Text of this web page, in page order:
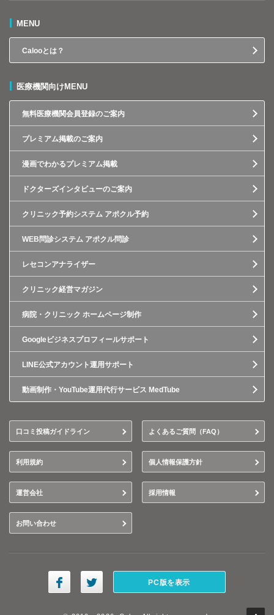
MENU
Calooとは？
医療機関向けMENU
無料医療機関会員登録のご案内
プレミアム掲載のご案内
漫画でわかるプレミアム掲載
ドクターズインタビューのご案内
クリニック予約システム アポクル予約
WEB問診システム アポクル問診
レセコンアナライザー
クリニック経営マガジン
病院・クリニック ホームページ制作
Googleビジネスプロフィールサポート
LINE公式アカウント運用サポート
動画制作・YouTube運用代行サービス MedTube
口コミ投稿ガイドライン よくあるご質問（FAQ）
利用規約 個人情報保護方針
運営会社 採用情報
お問い合わせ
PC版を表示